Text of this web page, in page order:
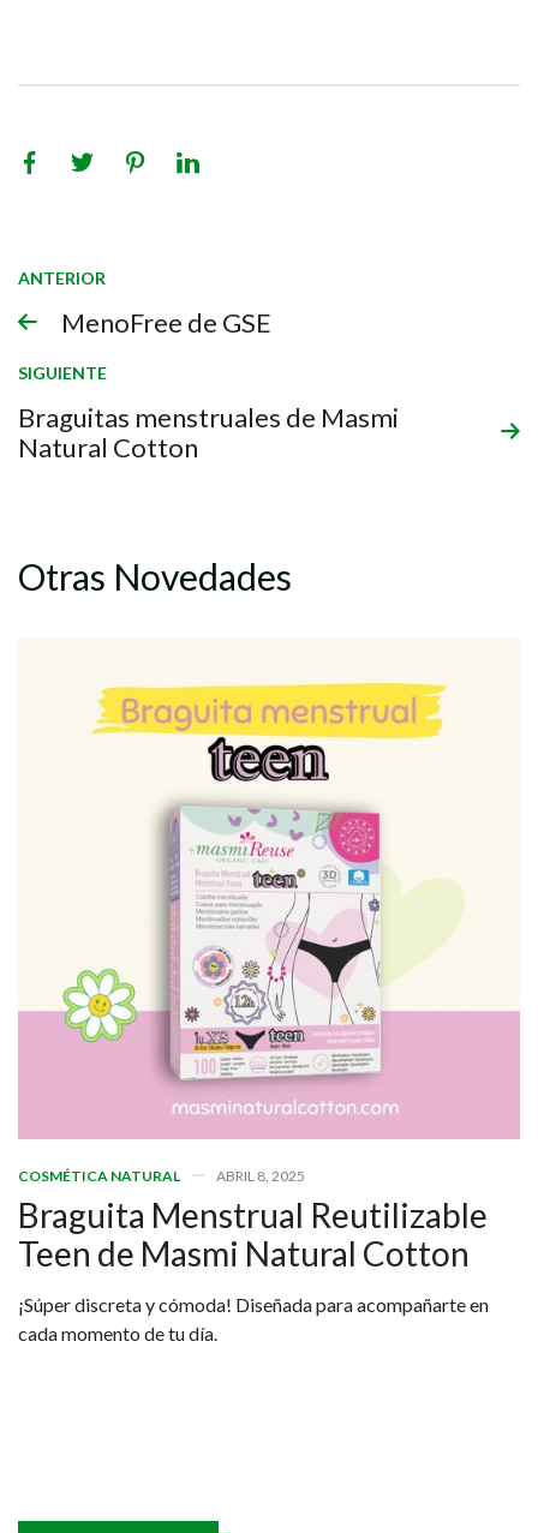
ANTERIOR
MenoFree de GSE
SIGUIENTE
Braguitas menstruales de Masmi
Natural Cotton
Otras Novedades
COSMÉTICA NATURAL ABRIL 8, 2025
Braguita Menstrual Reutilizable
Teen de Masmi Natural Cotton
¡Súper discreta y cómoda! Diseñada para acompañarte en
cada momento de tu día.